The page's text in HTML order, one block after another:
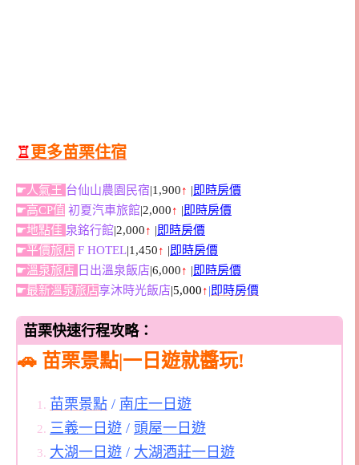
♖ 更多苗栗住宿
☛人氣王 台仙山農園民宿|1,900↑ |即時房價
☛高CP值 初夏汽車旅館|2,000↑ |即時房價
☛地點佳 泉銘行館|2,000↑ |即時房價
☛平價旅店 F HOTEL|1,450↑ |即時房價
☛溫泉旅店 日出溫泉飯店|6,000↑ |即時房價
☛最新溫泉旅店享沐時光飯店|5,000↑|即時房價
苗栗快速行程攻略：
🚗 苗栗景點|一日遊就醬玩!
苗栗景點 / 南庄一日遊
三義一日遊 / 頭屋一日遊
大湖一日遊 / 大湖酒莊一日遊